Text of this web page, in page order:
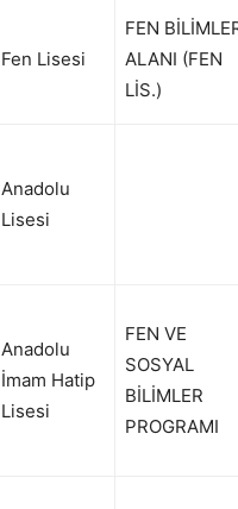
Fen Lisesi
FEN
ALANI (FEN
LİS.)
Anadolu
Lisesi
Anadolu
İmam Hatip
Lisesi
FEN VE
SOSYAL
BİLİMLER
PROGRAMI